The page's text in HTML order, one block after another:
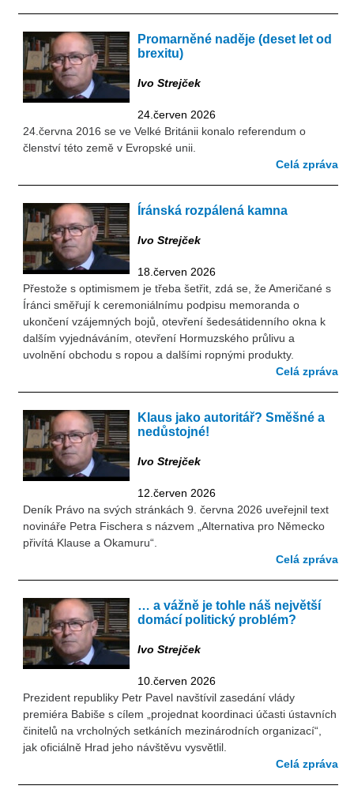
Promarněné naděje (deset let od
brexitu)
Ivo Strejček
24.červen 2026
24.června 2016 se ve Velké Británii konalo referendum o
členství této země v Evropské unii.
Celá zpráva
Íránská rozpálená kamna
Ivo Strejček
18.červen 2026
Přestože s optimismem je třeba šetřit, zdá se, že Američané s
Íránci směřují k ceremoniálnímu podpisu memoranda o
ukončení vzájemných bojů, otevření šedesátidenního okna k
dalším vyjednáváním, otevření Hormuzského průlivu a
uvolnění obchodu s ropou a dalšími ropnými produkty.
Celá zpráva
Klaus jako autoritář? Směšné a
nedůstojné!
Ivo Strejček
12.červen 2026
Deník Právo na svých stránkách 9. června 2026 uveřejnil text
novináře Petra Fischera s názvem „Alternativa pro Německo
přivítá Klause a Okamuru“.
Celá zpráva
… a vážně je tohle náš největší
domácí politický problém?
Ivo Strejček
10.červen 2026
Prezident republiky Petr Pavel navštívil zasedání vlády
premiéra Babiše s cílem „projednat koordinaci účasti ústavních
činitelů na vrcholných setkáních mezinárodních organizací“,
jak oficiálně Hrad jeho návštěvu vysvětlil.
Celá zpráva